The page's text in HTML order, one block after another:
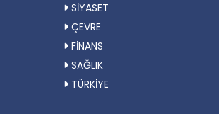
SİYASET
ÇEVRE
FİNANS
SAĞLIK
TÜRKİYE